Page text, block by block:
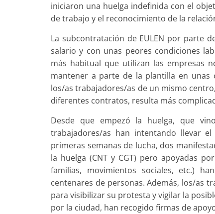
iniciaron una huelga indefinida con el
de trabajo y el reconocimiento de la
La subcontratación de EULEN por parte
salario y con unas peores condiciones
más habitual que utilizan las empresas
mantener a parte de la plantilla en
los/as trabajadores/as de un mismo
diferentes contratos, resulta más
Desde que empezó la huelga, que
trabajadores/as han intentando llevar
primeras semanas de lucha, dos
la huelga (CNT y CGT) pero apoyadas
familias, movimientos sociales, etc.)
centenares de personas. Además, los/as
para visibilizar su protesta y vigilar la
por la ciudad, han recogido firmas de